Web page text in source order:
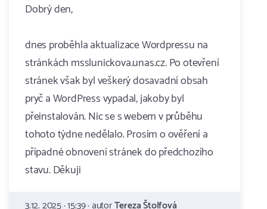
Dobrý den,
dnes proběhla aktualizace Wordpressu na
stránkách msslunickova.unas.cz. Po otevření
stránek však byl veškerý dosavadní obsah
pryč a WordPress vypadal, jakoby byl
přeinstalován. Nic se s webem v průběhu
tohoto týdne nedělalo. Prosím o ověření a
případné obnovení stránek do předchozího
stavu. Děkuji
3.12. 2025 · 15:39 · autorTereza Štolfová